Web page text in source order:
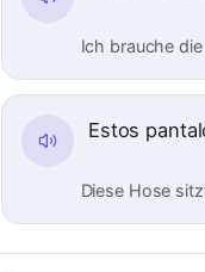
Ich brauche
Estos
Diese Hose